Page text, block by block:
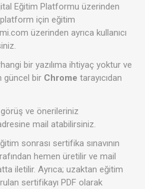
Eğitim Platformu üzerinden
için eğitim
üzerinden ayrıca kullanıcı
bir yazılıma ihtiyaç yoktur ve
güncel bir Chrome tarayıcıdan
ve önerileriniz
mail atabilirsiniz.
sonrası sertifika sınavının
hemen üretilir ve mail
iletilir. Ayrıca; uzaktan eğitim
sertifikayı PDF olarak